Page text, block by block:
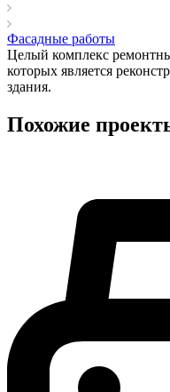
Фасадные работы
Целый комплекс
которых является
здания.
Похожие